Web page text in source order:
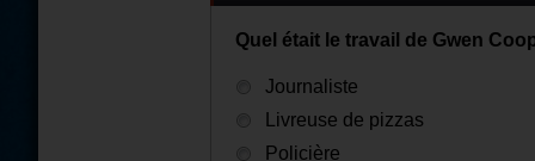
Quel était le travail de Gwen
Journaliste
Livreuse de pizzas
Policière